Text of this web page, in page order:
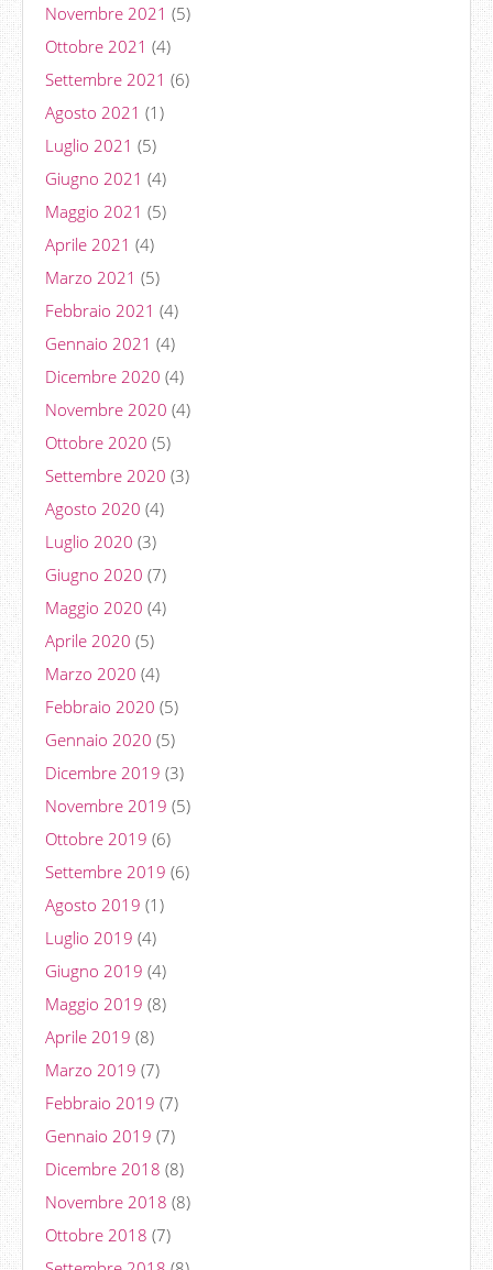
Novembre 2021 (5)
Ottobre 2021 (4)
Settembre 2021 (6)
Agosto 2021 (1)
Luglio 2021 (5)
Giugno 2021 (4)
Maggio 2021 (5)
Aprile 2021 (4)
Marzo 2021 (5)
Febbraio 2021 (4)
Gennaio 2021 (4)
Dicembre 2020 (4)
Novembre 2020 (4)
Ottobre 2020 (5)
Settembre 2020 (3)
Agosto 2020 (4)
Luglio 2020 (3)
Giugno 2020 (7)
Maggio 2020 (4)
Aprile 2020 (5)
Marzo 2020 (4)
Febbraio 2020 (5)
Gennaio 2020 (5)
Dicembre 2019 (3)
Novembre 2019 (5)
Ottobre 2019 (6)
Settembre 2019 (6)
Agosto 2019 (1)
Luglio 2019 (4)
Giugno 2019 (4)
Maggio 2019 (8)
Aprile 2019 (8)
Marzo 2019 (7)
Febbraio 2019 (7)
Gennaio 2019 (7)
Dicembre 2018 (8)
Novembre 2018 (8)
Ottobre 2018 (7)